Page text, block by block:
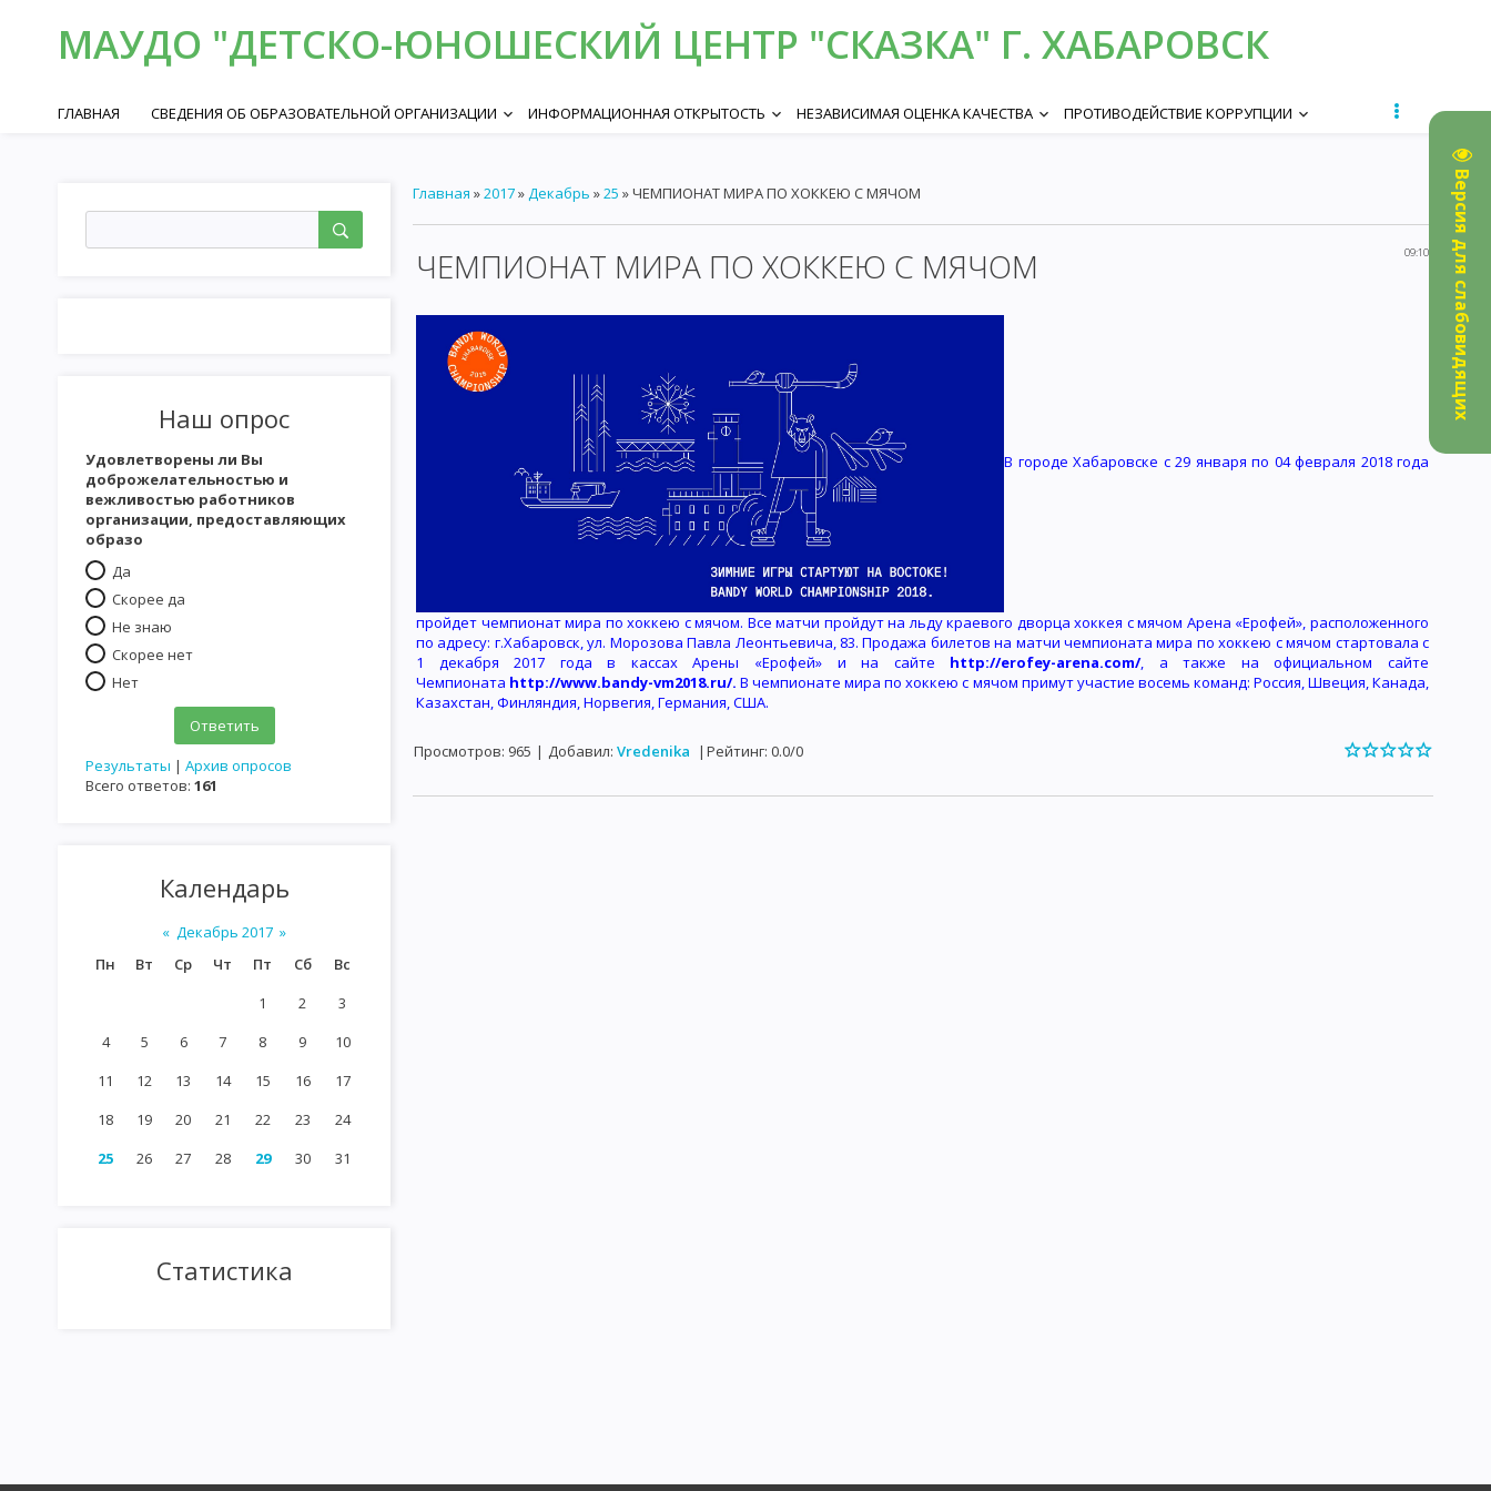
Версия для слабовидящих
МАУДО "ДЕТСКО-ЮНОШЕСКИЙ ЦЕНТР "СКАЗКА" Г. ХАБАРОВСК
ГЛАВНАЯ СВЕДЕНИЯ ОБ ОБРАЗОВАТЕЛЬНОЙ ОРГАНИЗАЦИИ keyboard_arrow_down ИНФОРМАЦИОННАЯ ОТКРЫТОСТЬ keyboard_arrow_down НЕЗАВИСИМАЯ ОЦЕНКА КАЧЕСТВА keyboard_arrow_down ПРОТИВОДЕЙСТВИЕ КОРРУПЦИИ keyboard_arrow_down
Наш опрос
Удовлетворены ли Вы
доброжелательностью и
вежливостью работников
организации, предоставляющих
образо
Да
Скорее да
Не знаю
Скорее нет
Нет
Результаты | Архив опросов
Всего ответов: 161
Календарь
« Декабрь 2017 »
Пн
Вт Ср Чт Пт Сб
Вс
1
2
3
4
5 6 7 8 9
10
11
12 13 14 15 16
17
18
19 20 21 22 23
24
25
26 27 28 29 30 31
Статистика
Главная »2017»Декабрь »25 » ЧЕМПИОНАТ МИРА ПО ХОККЕЮ С МЯЧОМ
09:10
ЧЕМПИОНАТ МИРА ПО ХОККЕЮ С МЯЧОМ
В городе Хабаровске с 29 января по 04 февраля 2018 года
пройдет чемпионат мира по хоккею с мячом. Все матчи пройдут на льду краевого дворца хоккея с мячом Арена «Ерофей», расположенного
по адресу: г.Хабаровск, ул. Морозова Павла Леонтьевича, 83. Продажа билетов на матчи чемпионата мира по хоккею с мячом стартовала с
1 декабря 2017 года в кассах Арены «Ерофей» и на сайте
http://erofey-arena.com/, а также на официальном сайте
Чемпионата http://www.bandy-vm2018.ru/.В чемпионате мира по хоккею с мячом примут участие восемь команд: Россия, Швеция, Канада,
Казахстан, Финляндия, Норвегия, Германия, США.
Просмотров: 965 | Добавил: Vredenika | Рейтинг: 0.0/0